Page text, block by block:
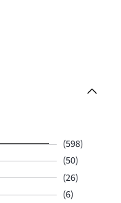
(598)
(50)
(26)
(6)